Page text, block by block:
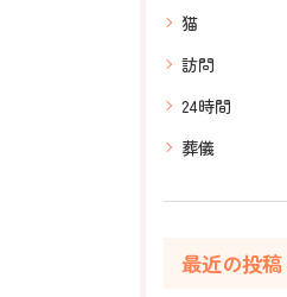
猫
訪問
24時間
葬儀
最近の投稿